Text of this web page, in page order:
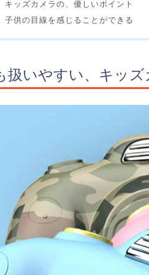
キッズカメラの、優しいポイント
子供の目線を感じることができる
扱いやすい、キッ